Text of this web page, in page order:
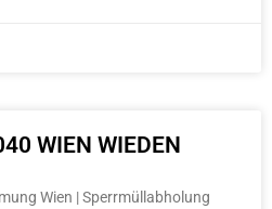
WIEN WIEDEN
Wien | Sperrmüllabholung